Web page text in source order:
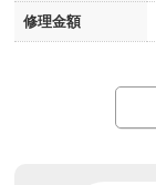
修理金額